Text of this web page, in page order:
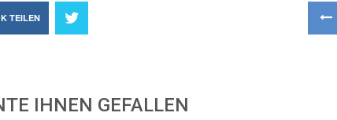
TEILEN
IHNEN GEFALLEN